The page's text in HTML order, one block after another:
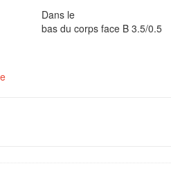
Dans le
bas du corps face B 3.5/0.5